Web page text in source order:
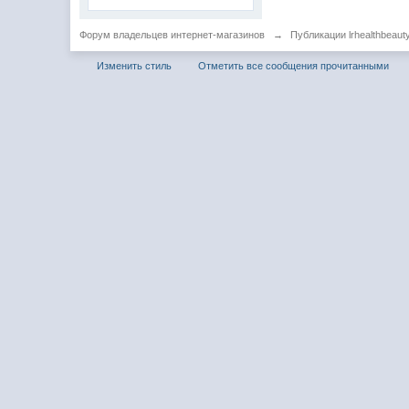
Форум владельцев интернет-магазинов → Публикации
Изменить стиль Отметить все сообщения прочитанными